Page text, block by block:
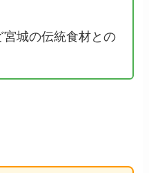
宮城の伝統食材との